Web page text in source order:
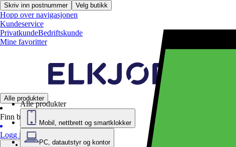
Skriv inn postnummer Velg butikk
Hopp over navigasjonen
Kundeservice
PrivatkundeBedriftskunde
Mine favoritter
Alle produkter
Finn butikk
Logg inn
Alle produkter
Mobil, nettbrett og smartklokker
PC, datautstyr og kontor